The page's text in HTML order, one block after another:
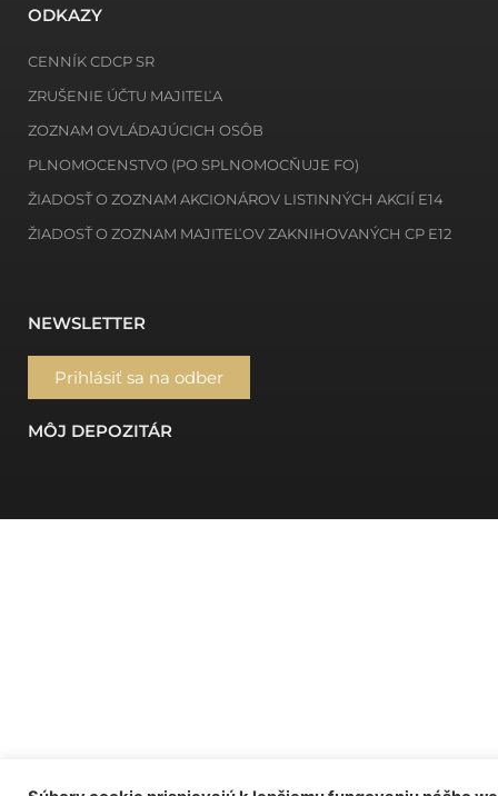
ODKAZY
CENNÍK CDCP SR
ZRUŠENIE ÚČTU MAJITEĽA
ZOZNAM OVLÁDAJÚCICH OSÔB
PLNOMOCENSTVO (PO SPLNOMOCŇUJE FO)
ŽIADOSŤ O ZOZNAM AKCIONÁROV LISTINNÝCH AKCIÍ E14
ŽIADOSŤ O ZOZNAM MAJITEĽOV ZAKNIHOVANÝCH CP E12
NEWSLETTER
Prihlásiť sa na odber
MÔJ DEPOZITÁR